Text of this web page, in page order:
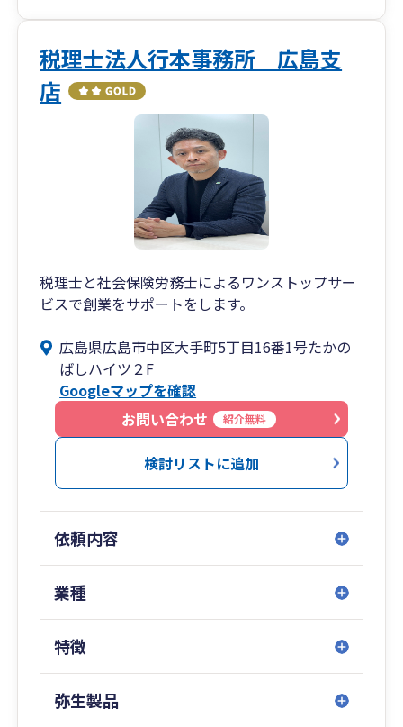
税理士法人行本事務所 広島支
店
税理士と社会保険労務士によるワンストップサー
ビスで創業をサポートをします。
広島県広島市中区大手町5丁目16番1号たかの
ばしハイツ２F
Googleマップを確認
お問い合わせ
紹介無料
検討リストに追加
依頼内容
業種
特徴
弥生製品